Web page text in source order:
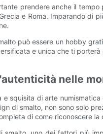
prendere anche il
e Roma. Imparando di
può essere un hobby
e unica che ti
nelle
e squisita di arte
di smalto, non sono solo
di come riconoscere